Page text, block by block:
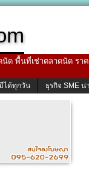
พื้นที่เช่าตลาดนัด ร
ได้ทุกวัน ธุรกิจ SME น่